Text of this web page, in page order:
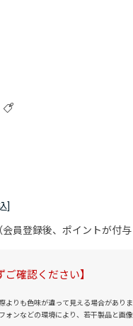
員登録後、ポイントが付与
ご確認ください】
りも色味が違って見える場合がありま
ォンなどの環境により、若干製品と画